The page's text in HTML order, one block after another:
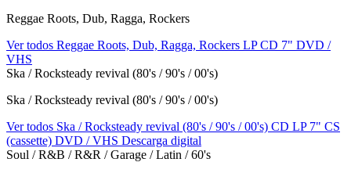
Reggae Roots, Dub, Ragga, Rockers
Ver todos Reggae Roots, Dub, Ragga, Rockers LPCD 7" DVD /
VHS
Ska / Rocksteady revival (80's / 90's / 00's)
Ska / Rocksteady revival (80's / 90's / 00's)
Ver todos Ska / Rocksteady revival (80's / 90's / 00's) CD LP 7" CS
(cassette) DVD / VHS Descarga digital
Soul / R&B / R&R / Garage / Latin / 60's